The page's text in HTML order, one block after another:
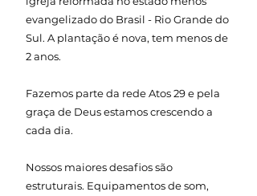
evangelizado do Brasil - Rio Grande do
Sul. A plantação é nova, tem menos de
2 anos.
Fazemos parte da rede Atos 29 e pela
graça de Deus estamos crescendo a
cada dia.
Nossos maiores desafios são
estruturais. Equipamentos de som,